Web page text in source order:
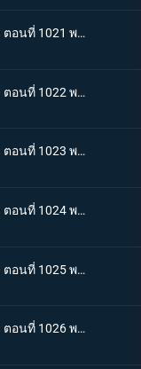
One piece วันพีช ตอนที่ 1021 พากย์ไทย สแพงค์แสนรุนแรง! ปัญหาเรื่องผู้หญิงของซันจิ
One piece วันพีช ตอนที่ 1022 พากย์ไทย ไม่นึกเสียใจ ลูฟี่กับลูกพี่สายสัมพันธ์ศิษย์อาจารย์
One piece วันพีช ตอนที่ 1023 พากย์ไทย เตรียมพร้อมเรียบร้อย! ช็อปเปอร์เฟจเนบูไลเซอร์
One piece วันพีช ตอนที่ 1024 พากย์ไทย โอเด้งปรากฏตัว! จิตใจของปลอกดาบแดงหวั่นไหว
One piece วันพีช ตอนที่ 1025 พากย์ไทย รุ่นที่เลวร้ายที่สุดพินาศสิ้น! ท่าใหญ่ของสี่จักรพรรดิ
One piece วันพีช ตอนที่ 1026 พากย์ไทย ซุปเปอร์โนวาโต้กลับแผนแยก 4 จักรพรรดิ